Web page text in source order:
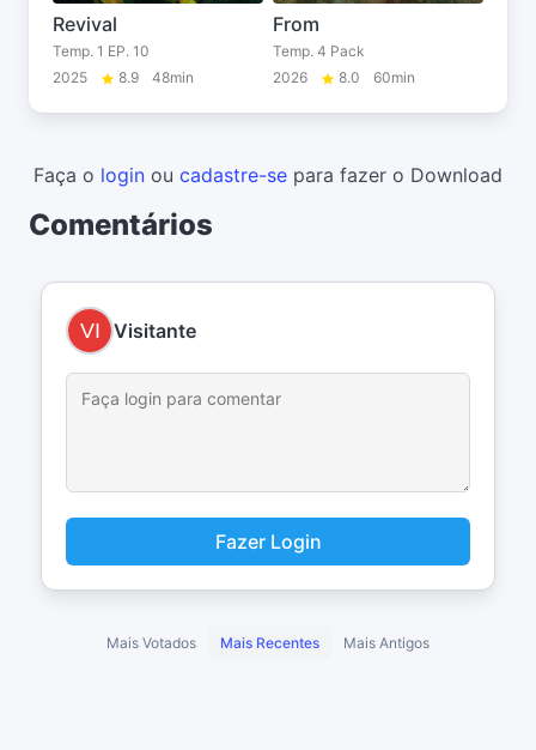
Revival
Temp. 1 EP. 10
2025
8.9 48min
From
Temp. 4 Pack
2026
8.0 60min
Faça o login ou cadastre-se para fazer o Download
Comentários
Visitante
Fazer Login
Mais Votados Mais Recentes Mais Antigos